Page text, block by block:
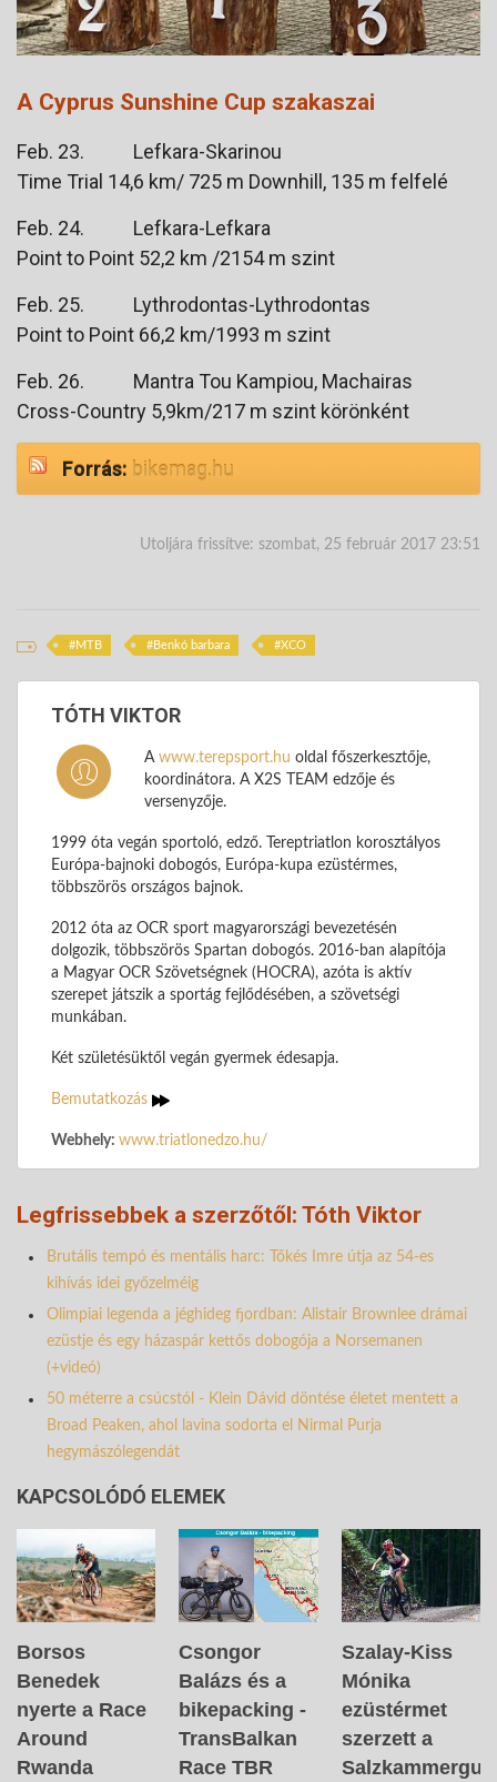
A Cyprus Sunshine Cup szakaszai
Feb. 23. Lefkara-Skarinou
Time Trial 14,6 km/ 725 m Downhill, 135 m felfelé
Feb. 24. Lefkara-Lefkara
Point to Point 52,2 km /2154 m szint
Feb. 25. Lythrodontas-Lythrodontas
Point to Point 66,2 km/1993 m szint
Feb. 26. Mantra Tou Kampiou, Machairas
Cross-Country 5,9km/217 m szint körönként
Forrás: bikemag.hu
Utoljára frissítve: szombat, 25 február 2017 23:51
MTB Benkó barbara XCO
TÓTH VIKTOR
A www.terepsport.hu oldal főszerkesztője,
koordinátora. A X2S TEAM edzője és
versenyzője.
1999 óta vegán sportoló, edző. Tereptriatlon korosztályos
Európa-bajnoki dobogós, Európa-kupa ezüstérmes,
többszörös országos bajnok.
2012 óta az OCR sport magyarországi bevezetésén
dolgozik, többszörös Spartan dobogós. 2016-ban alapítója
a Magyar OCR Szövetségnek (HOCRA), azóta is aktív
szerepet játszik a sportág fejlődésében, a szövetségi
munkában.
Két születésüktől vegán gyermek édesapja.
Bemutatkozás
Webhely: www.triatlonedzo.hu/
Legfrissebbek a szerzőtől: Tóth Viktor
Brutális tempó és mentális harc: Tőkés Imre útja az 54-es
kihívás idei győzelméig
Olimpiai legenda a jéghideg fjordban: Alistair Brownlee drámai
ezüstje és egy házaspár kettős dobogója a Norsemanen
(+videó)
50 méterre a csúcstól - Klein Dávid döntése életet mentett a
Broad Peaken, ahol lavina sodorta el Nirmal Purja
hegymászólegendát
KAPCSOLÓDÓ ELEMEK
Borsos
Benedek
nyerte a Race
Around
Rwanda
Csongor
Balázs és a
bikepacking -
TransBalkan
Race TBR
Szalay-Kiss
Mónika
ezüstérmet
szerzett a
Salzkammergut